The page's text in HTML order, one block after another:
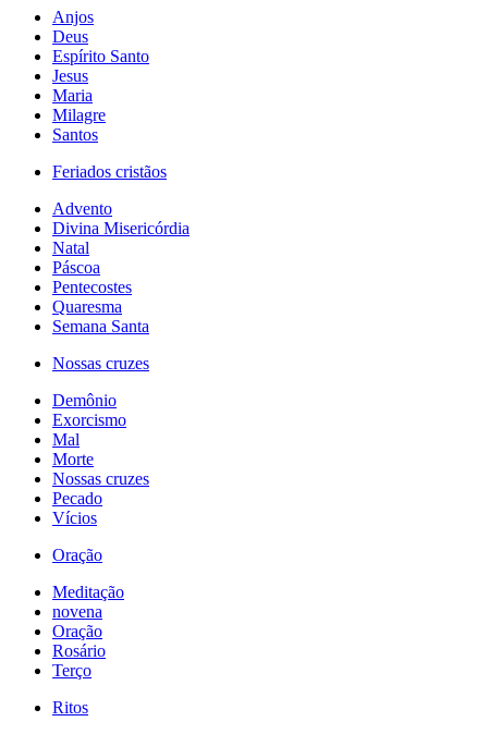
Anjos
Deus
Espírito Santo
Jesus
Maria
Milagre
Santos
Feriados cristãos
Advento
Divina Misericórdia
Natal
Páscoa
Pentecostes
Quaresma
Semana Santa
Nossas cruzes
Demônio
Exorcismo
Mal
Morte
Nossas cruzes
Pecado
Vícios
Oração
Meditação
novena
Oração
Rosário
Terço
Ritos